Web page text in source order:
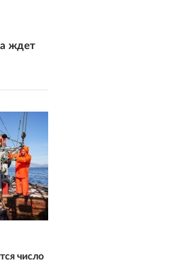
ждет
число